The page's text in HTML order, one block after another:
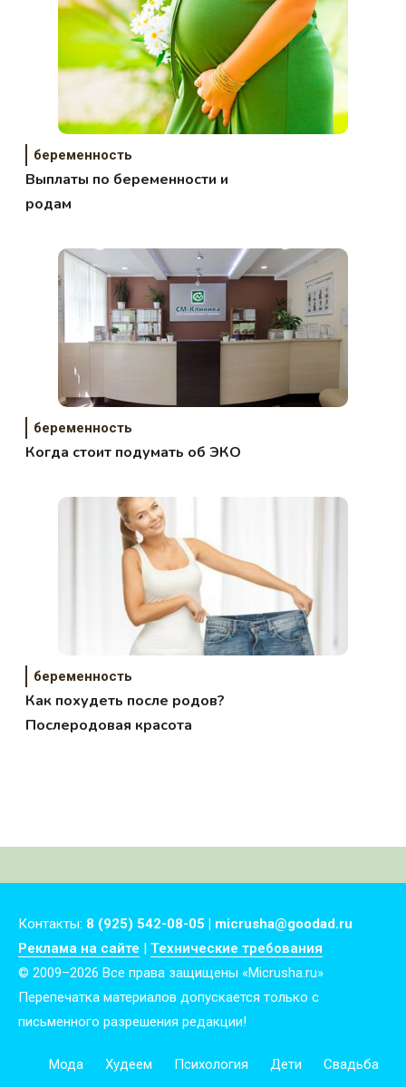
беременность
Выплаты по беременности и
родам
беременность
Когда стоит подумать об ЭКО
беременность
Как похудеть после родов?
Послеродовая красота
Контакты: 8 (925) 542-08-05 | micrusha@goodad.ru
Реклама на сайте
Технические требования
© 2009–2026 Все права защищены «Micrusha.ru»
Перепечатка материалов допускается только с
письменного разрешения редакции!
Мода Худеем Психология Дети Свадьба